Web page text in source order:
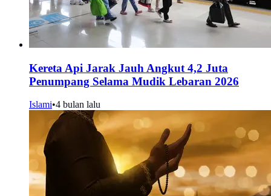
Kereta Api Jarak Jauh Angkut 4,2 Juta
Penumpang Selama Mudik Lebaran 2026
Islami•4 bulan lalu